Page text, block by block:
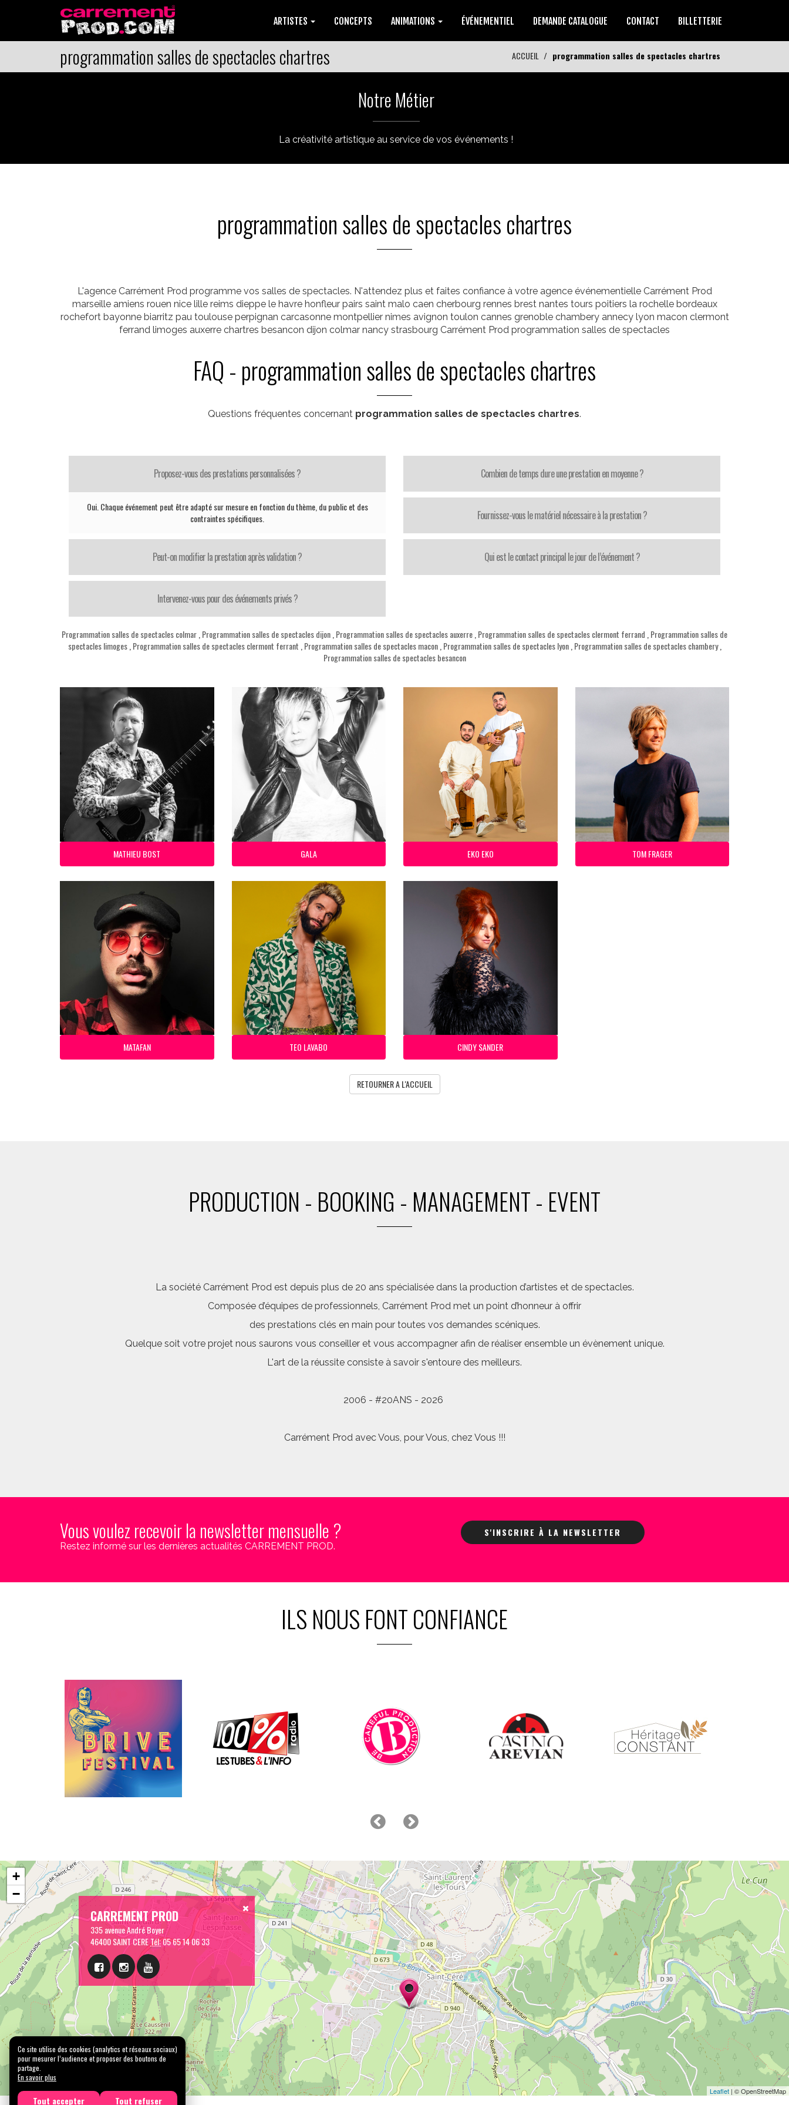
ARTISTES CONCEPTS ANIMATIONS ÉVÉNEMENTIEL DEMANDE CATALOGUE CONTACT BILLETTERIE
programmation salles de spectacles chartres ACCUEIL programmation salles de spectacles chartres
Notre Métier
La créativité artistique au service de vos événements !
programmation salles de spectacles chartres
L'agence Carrément Prod programme vos salles de spectacles. N'attendez plus et faites confiance à votre agence événementielle Carrément Prod
marseille amiens rouen nice lille reims dieppe le havre honfleur pairs saint malo caen cherbourg rennes brest nantes tours poitiers la rochelle bordeaux
rochefort bayonne biarritz pau toulouse perpignan carcasonne montpellier nimes avignon toulon cannes grenoble chambery annecy lyon macon clermont
ferrand limoges auxerre chartres besancon dijon colmar nancy strasbourg Carrément Prod programmation salles de spectacles
FAQ - programmation salles de spectacles chartres
Questions fréquentes concernant programmation salles de spectacles chartres.
Proposez-vous des prestations personnalisées ?
Oui. Chaque événement peut être adapté sur mesure en fonction du thème, du public et des
contraintes spécifiques.
Peut-on modifier la prestation après validation ?
Intervenez-vous pour des événements privés ?
Combien de temps dure une prestation en moyenne ?
Fournissez-vous le matériel nécessaire à la prestation ?
Qui est le contact principal le jour de l’événement ?
Programmation salles de spectacles colmar Programmation salles de spectacles dijon Programmation salles de spectacles auxerre Programmation salles de spectacles clermont ferrand Programmation salles de
spectacles limoges, Programmation salles de spectacles clermont ferrant Programmation salles de spectacles macon, Programmation salles de spectacles lyon, Programmation salles de spectacles chambery,
Programmation salles de spectacles besancon
MATHIEU BOST GALA EKO EKO TOM FRAGER
MATAFAN TEO LAVABO CINDY SANDER
RETOURNER A L'ACCUEIL
PRODUCTION - BOOKING - MANAGEMENT - EVENT
La société Carrément Prod est depuis plus de 20 ans spécialisée dans la production d’artistes et de spectacles.
Composée d’équipes de professionnels, Carrément Prod met un point d’honneur à offrir
des prestations clés en main pour toutes vos demandes scéniques.
Quelque soit votre projet nous saurons vous conseiller et vous accompagner afin de réaliser ensemble un évènement unique.
L'art de la réussite consiste à savoir s'entoure des meilleurs.
2006 - #20ANS - 2026
Carrément Prod avec Vous, pour Vous, chez Vous !!!
Vous voulez recevoir la newsletter mensuelle ?
Restez informé sur les dernières actualités CARREMENT PROD.
S'INSCRIRE À LA NEWSLETTER
ILS NOUS FONT CONFIANCE
CARREMENT PROD
335 avenue André Boyer
46400 SAINT CERETél:05 65 14 06 33
+
−
Leaflet | © OpenStreetMap
Ce site utilise des cookies (analytics et réseaux sociaux)
pour mesurer l’audience et proposer des boutons de
partage.
En savoir plus
Tout accepter Tout refuser